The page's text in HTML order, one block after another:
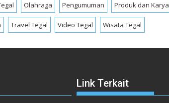
Olahraga Pengumuman Produk dan Karya
Travel Tegal Video Tegal Wisata Tegal
Link Terkait